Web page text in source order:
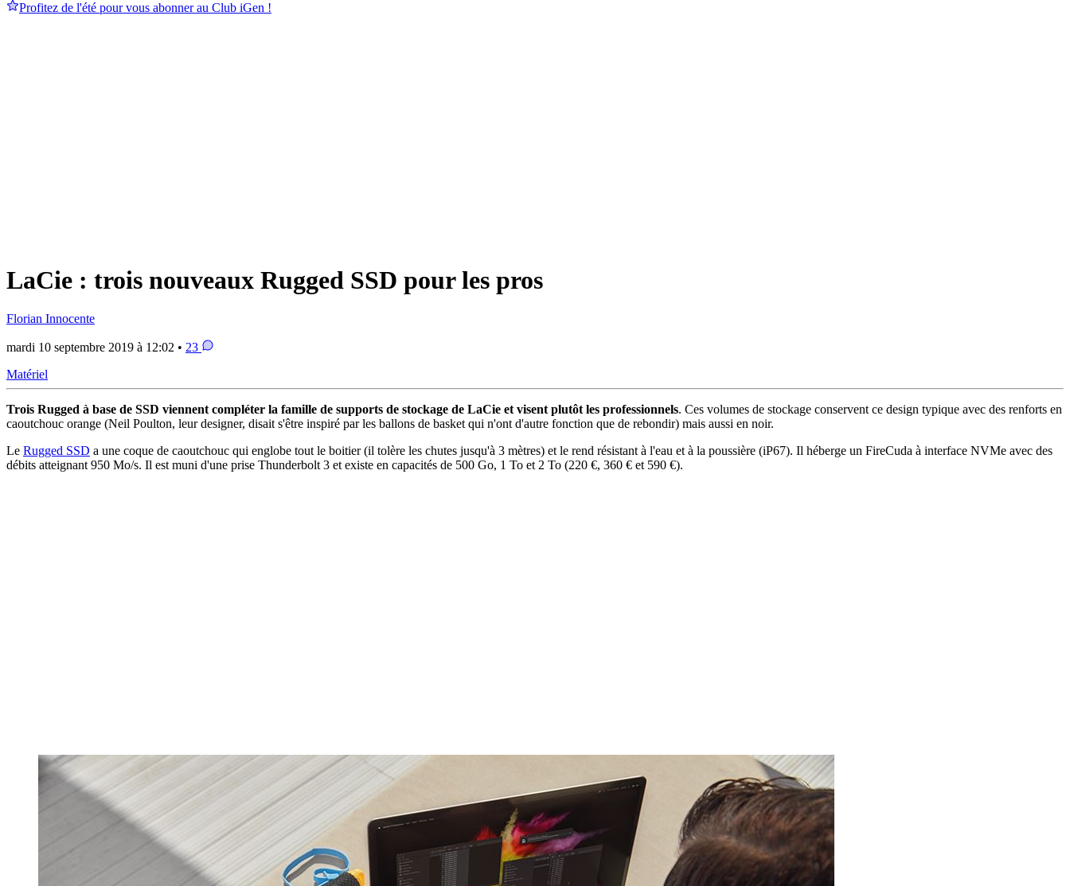
Profitez de l'été pour vous abonner au Club iGen !
LaCie : trois nouveaux Rugged SSD pour les pros
Florian Innocente
mardi 10 septembre 2019 à 12:02 • 23
Matériel
Trois Rugged à base de SSD viennent compléter la famille de supports de stockage de LaCie et visent plutôt les professionnels. Ces volumes de stockage conservent ce design typique avec des renforts en
caoutchouc orange (Neil Poulton, leur designer, disait s'être inspiré par les ballons de basket qui n'ont d'autre fonction que de rebondir) mais aussi en noir.
Le Rugged SSD a une coque de caoutchouc qui englobe tout le boitier (il tolère les chutes jusqu'à 3 mètres) et le rend résistant à l'eau et à la poussière (iP67). Il héberge un FireCuda à interface NVMe avec des
débits atteignant 950 Mo/s. Il est muni d'une prise Thunderbolt 3 et existe en capacités de 500 Go, 1 To et 2 To (220 €, 360 € et 590 €).